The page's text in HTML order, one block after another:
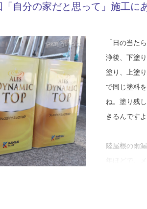
げで今まで
現在３人の
してほしい
け合えたら
「また新し
身の学びに
「自分の家だと思って」施工に
「日の当た
浄後、下塗
塗り、上塗
で同じ塗料
ね。塗り残
きるんですよ
陸屋根の雨
体が雨漏り